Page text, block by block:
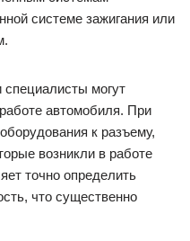
системе зажигания или
специалисты могут
автомобиля. При
к разъему,
возникли в работе
точно определить
что существенно